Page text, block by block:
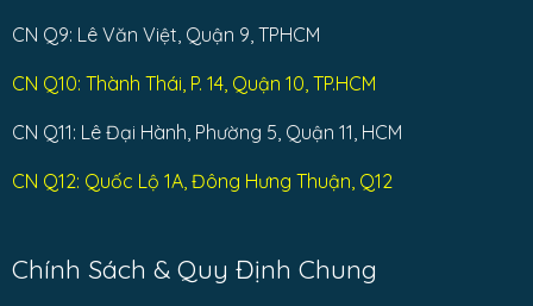
CN Q9: Lê Văn Việt, Quận 9, TPHCM
CN Q10: Thành Thái, P. 14, Quận 10, TP.HCM
CN Q11: Lê Đại Hành, Phường 5, Quận 11, HCM
CN Q12: Quốc Lộ 1A, Đông Hưng Thuận, Q12
Chính Sách & Quy Định Chung